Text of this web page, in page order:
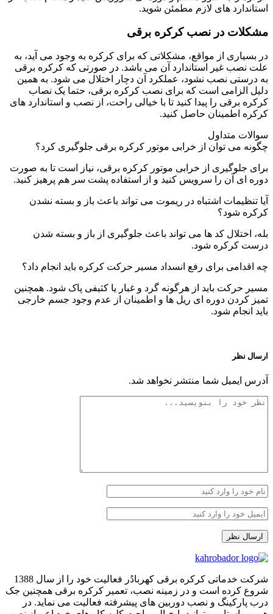
استاندارد های لازم مطمئن شوید.
مشکلات در نصب کرکره برقی
در بسیاری از مواقع، مشکلاتی که برای کرکره به وجود می آید، به
علت نصب غیر استاندارد آن می باشد. در صورتی که کرکره برقی
به درستی نصب نشود، عملکرد آن دچار اختلال می شود. به همین
دلیل الزامی است که برای نصب کرکره برقی، حتما یک نصاب
کرکره برقی را پیدا کنید تا با خیالی راحت، از نصب و استاندارد های
کرکره اطمینان حاصل کنید.
سوالات متداول
چگونه می توان از خرابی موتور کرکره برقی جلوگیری کرد؟
برای جلوگیری از خرابی موتور کرکره برقی، نیاز است تا به صورت
دوره ای آن را سرویس کنید و از استفاده پشت سر هم پرهیز کنید.
آیا تنظیمات اشتباه در ریموت می تواند باعث باز و بسته نشدن
کرکره شود؟
بله، اختلال کد ها می تواند باعث جلوگیری از باز و بسته شدن
درست کرکره شود.
چه اقدامی برای رفع انسداد مسیر حرکت کرکره باید انجام داد؟
مسیر حرکت باید از هرگونه گرد و غبار یا کثیفی پاک شود. همچنین
تمیز کردن دوره ای ریل ها و اطمینان از عدم وجود جسم خارجی
باید انجام شود.
ارسال نظر
آدرس ایمیل شما منتشر نخواهد شد.
شرکت خدماتی کرکره برقی کهربادُر فعالیت خود را از سال 1388
شروع کرده است و در زمینه نصب، تعمیر کرکره برقی همچنین جک
درب پارکینگ و نصب دوربین های پیشرفته فعالیت می نماید. در